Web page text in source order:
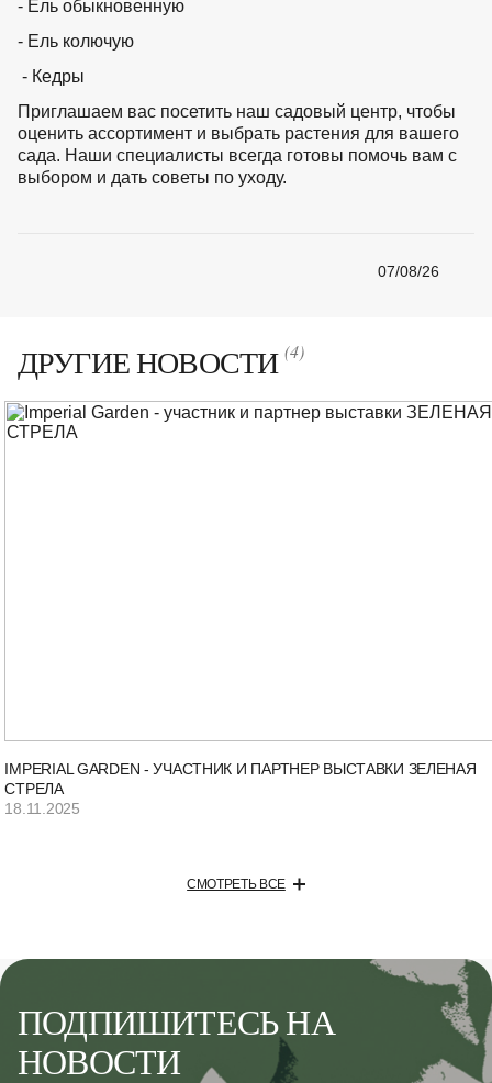
- Ель обыкновенную
- Ель колючую
- Кедры
Приглашаем вас посетить наш садовый центр, чтобы
оценить ассортимент и выбрать растения для вашего
сада. Наши специалисты всегда готовы помочь вам с
выбором и дать советы по уходу.
07/08/26
ДРУГИЕ НОВОСТИКоличество элементов:
(4)
IMPERIAL GARDEN - УЧАСТНИК И ПАРТНЕР ВЫСТАВКИ ЗЕЛЕНАЯ
СТРЕЛА
18.11.2025
СМОТРЕТЬ ВСЕ
ПОДПИШИТЕСЬ НА
НОВОСТИ